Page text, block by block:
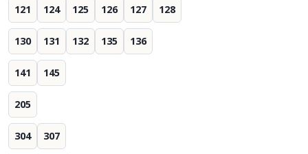
121 124 125 126 127 128
130 131 132 135 136
141 145
205
304 307